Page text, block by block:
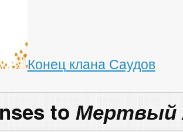
Конец клана Саудов
to Мертвый